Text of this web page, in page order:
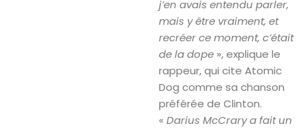
j’en avais entendu parler,
mais y être vraiment, et
recréer ce moment, c’était
de la dope », explique le
rappeur, qui cite Atomic
Dog comme sa chanson
préférée de Clinton.
« Darius McCrary a fait un